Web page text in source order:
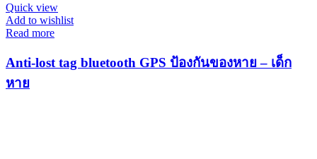
Quick view
Add to wishlist
Read more
Anti-lost tag bluetooth GPS ป้องกันของหาย – เด็ก
หาย